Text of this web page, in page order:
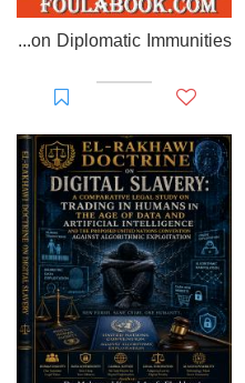
EL-RAKHAWI MONOGRAPH on Diplomatic Immunities